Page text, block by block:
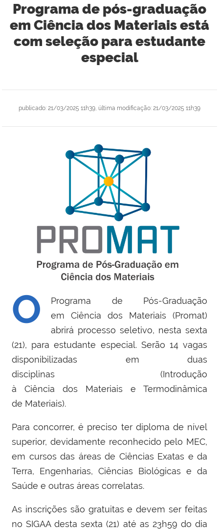
Programa de pós-graduação
em Ciência dos Materiais está
com seleção para estudante
especial
publicado: 21/03/2025 11h39 última modificação: 21/03/2025 11h39
O
Programa de Pós-Graduação
em Ciência dos Materiais (Promat)
abrirá processo seletivo, nesta sexta
(21), para estudante especial. Serão 14 vagas
disponibilizadas em duas
disciplinas (Introdução
à Ciência dos Materiais e Termodinâmica
de Materiais).
Para concorrer, é preciso ter diploma de nível
superior, devidamente reconhecido pelo MEC,
em cursos das áreas de Ciências Exatas e da
Terra, Engenharias, Ciências Biológicas e da
Saúde e outras áreas correlatas.
As inscrições são gratuitas e devem ser feitas
no SIGAA desta sexta (21) até as 23h59 do dia